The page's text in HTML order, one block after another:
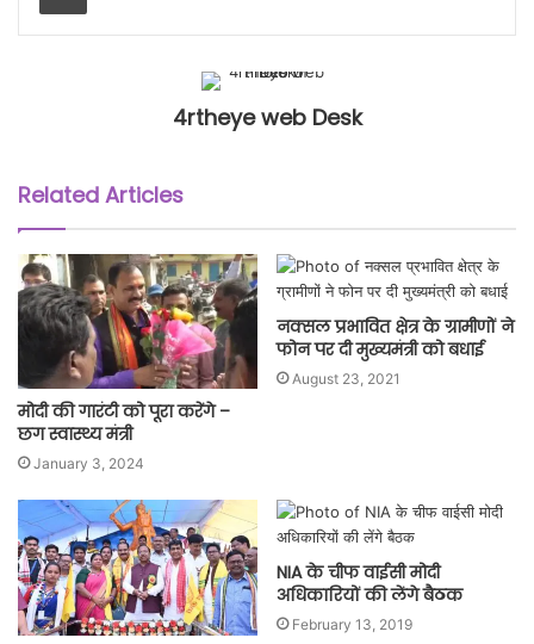
4rtheye web Desk
Related Articles
मोदी की गारंटी को पूरा करेंगे –
छग स्वास्थ्य मंत्री
January 3, 2024
नक्सल प्रभावित क्षेत्र के ग्रामीणों ने
फोन पर दी मुख्यमंत्री को बधाई
August 23, 2021
NIA के चीफ वाईसी मोदी
अधिकारियों की लेंगे बैठक
February 13, 2019